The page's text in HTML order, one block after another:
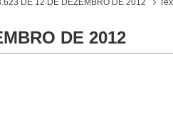
DE 12 DE DEZEMBRO DE 2012
DE 2012